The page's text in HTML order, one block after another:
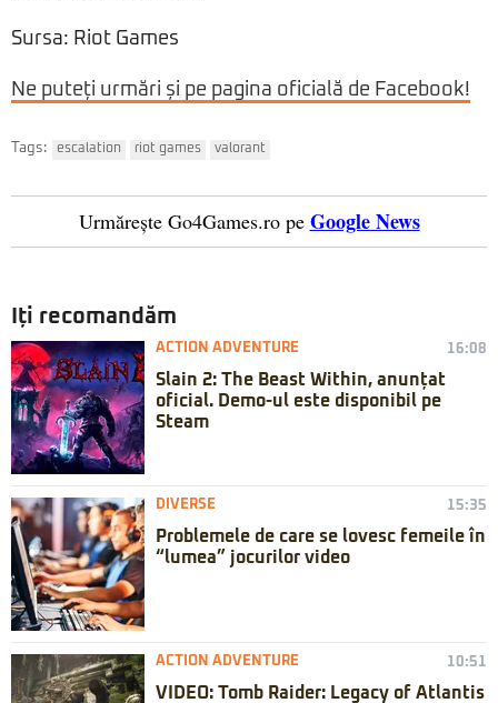
Sursa: Riot Games
Ne puteți urmări și pe pagina oficială de Facebook!
Tags: escalation riot games valorant
Urmărește Go4Games.ro pe Google News
Iți recomandăm
ACTION ADVENTURE 16:08
Slain 2: The Beast Within, anunțat
oficial. Demo-ul este disponibil pe
Steam
DIVERSE 15:35
Problemele de care se lovesc femeile în
“lumea” jocurilor video
ACTION ADVENTURE 10:51
VIDEO: Tomb Raider: Legacy of Atlantis